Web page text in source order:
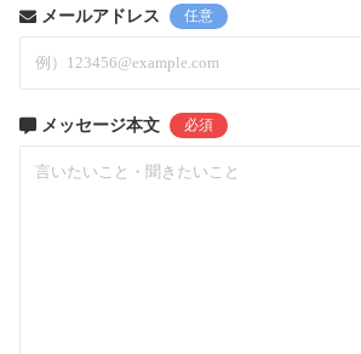
メールアドレス 任意
メッセージ本文 必須